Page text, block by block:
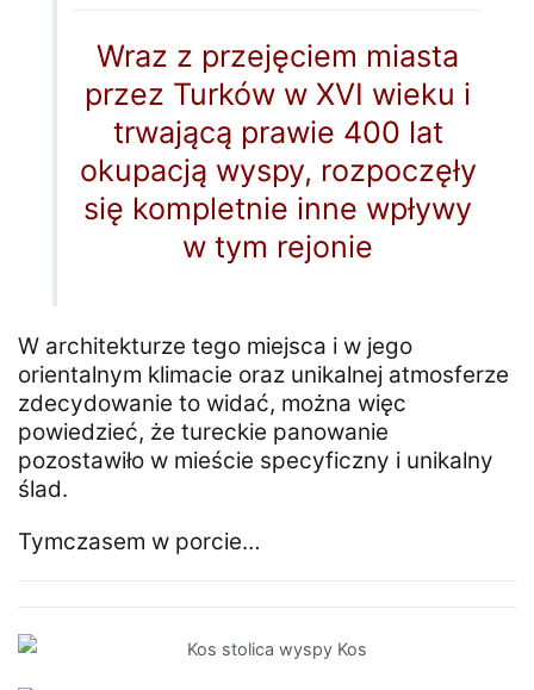
Wraz z przejęciem miasta
przez Turków w XVI wieku i
trwającą prawie 400 lat
okupacją wyspy, rozpoczęły
się kompletnie inne wpływy
w tym rejonie
W architekturze tego miejsca i w jego
orientalnym klimacie oraz unikalnej atmosferze
zdecydowanie to widać, można więc
powiedzieć, że tureckie panowanie
pozostawiło w mieście specyficzny i unikalny
ślad.
Tymczasem w porcie…